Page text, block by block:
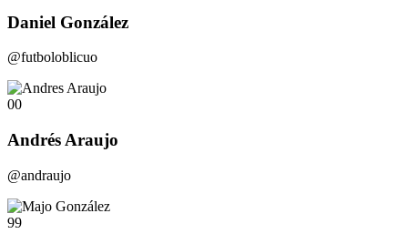
Daniel González
@futboloblicuo
00
Andrés Araujo
@andraujo
99